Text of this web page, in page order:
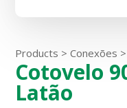
Products >Conexões >
Cotovelo
Latão